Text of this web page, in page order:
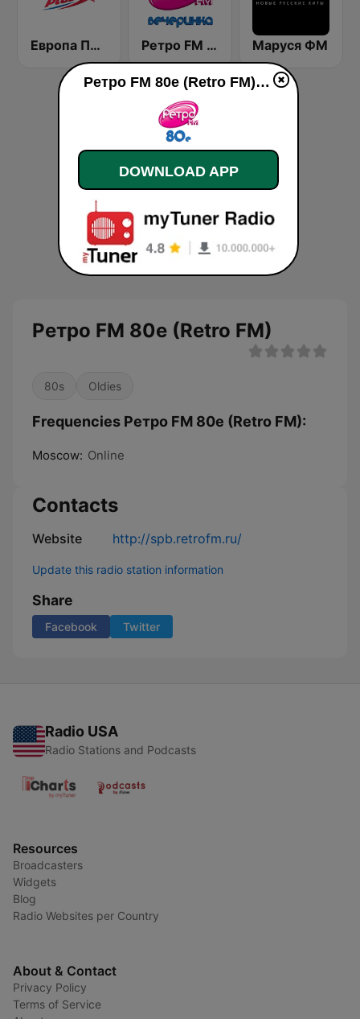
Европа Плюс (Europa Plus) Ретро FM Вечеринка (Retro FM) Маруся ФМ
Ретро FM 80e (Retro FM)
80s Oldies
Frequencies Ретро FM 80e (Retro FM):
Moscow: Online
Contacts
Website http://spb.retrofm.ru/
Update this radio station information
Share
Facebook Twitter
Radio USA
Radio Stations and Podcasts
Resources
Broadcasters
Widgets
Blog
Radio Websites per Country
About & Contact
Privacy Policy
Terms of Service
Ретро FM 80e (Retro FM) live
DOWNLOAD APP